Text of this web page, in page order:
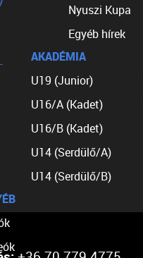
Nyuszi Kupa
Egyéb hírek
AKADÉMIA
U19 (Junior)
U16/A (Kadet)
U16/B (Kadet)
U14 (Serdülő/A)
U14 (Serdülő/B)